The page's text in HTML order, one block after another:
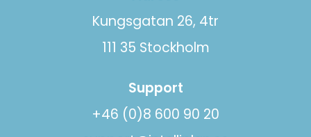
Kungsgatan 26, 4tr
111 35 Stockholm
Support
+46 (0)8 600 90 20